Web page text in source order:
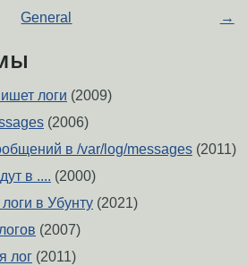
General →
логи (2009)
(2006)
в /var/log/messages (2011)
в .... (2000)
в Убунту (2021)
(2007)
лог (2011)